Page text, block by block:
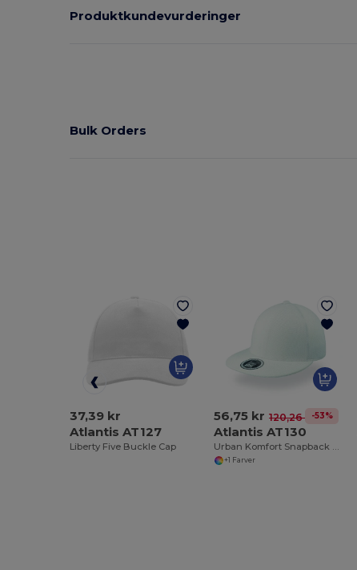
Produktkundevurderinger
Bulk Orders
37,39 kr
Atlantis AT127
Liberty Five Buckle Cap
56,75 kr 120,26 kr-53%
Atlantis AT130
+1 Farver